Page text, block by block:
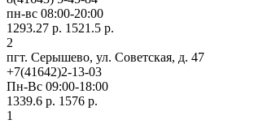
пн-вс 08:00-20:00
1293.27 р. 1521.5 р.
2
пгт. Серышево, ул. Советская, д. 47
+7(41642)2-13-03
Пн-Вс 09:00-18:00
1339.6 р. 1576 р.
1